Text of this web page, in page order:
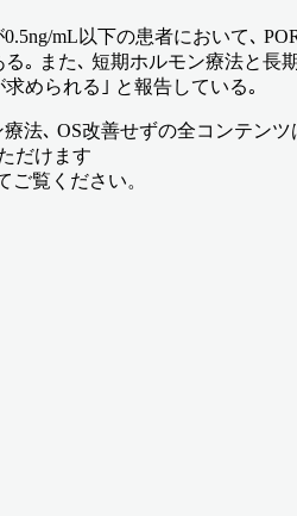
mL以下の患者において､
｡ また､ 短期ホルモン療法と
められる｣ と報告している｡
療法､ OS改善せずの全コンテンツ
だけます
覧ください。